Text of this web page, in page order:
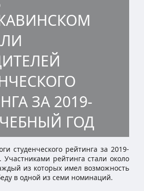
ЗА 2019-
ГОД
студенческого рейтинга за 2019-
Участниками рейтинга стали около
из которых имел возможность
в одной из семи номинаций.